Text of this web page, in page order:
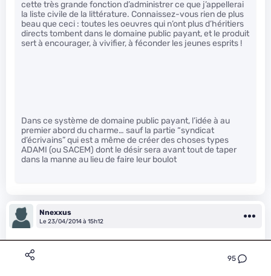
95
cette très grande fonction d’administrer ce que j’appellerai
la liste civile de la littérature. Connaissez-vous rien de plus
beau que ceci : toutes les oeuvres qui n’ont plus d’héritiers
directs tombent dans le domaine public payant, et le produit
sert à encourager, à vivifier, à féconder les jeunes esprits !
Dans ce système de domaine public payant, l’idée à au
premier abord du charme… sauf la partie “syndicat
d’écrivains” qui est a même de créer des choses types
ADAMI (ou SACEM) dont le désir sera avant tout de taper
dans la manne au lieu de faire leur boulot
Nnexxus
Le 23/04/2014 à 15h12